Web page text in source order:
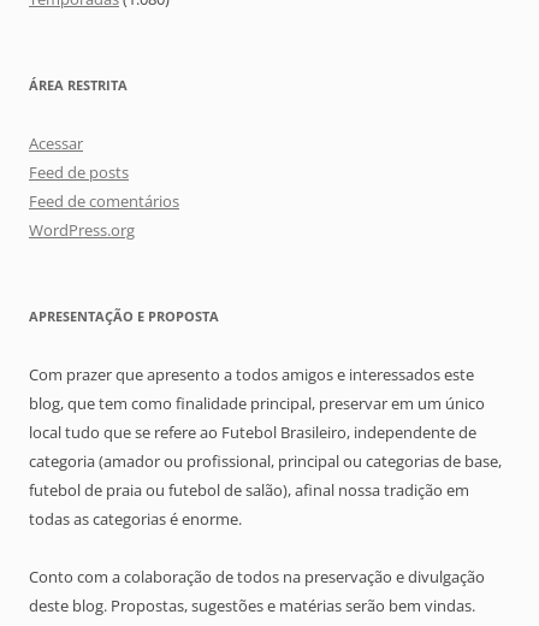
ÁREA RESTRITA
Acessar
Feed de posts
Feed de comentários
WordPress.org
APRESENTAÇÃO E PROPOSTA
Com prazer que apresento a todos amigos e interessados este
blog, que tem como finalidade principal, preservar em um único
local tudo que se refere ao Futebol Brasileiro, independente de
categoria (amador ou profissional, principal ou categorias de base,
futebol de praia ou futebol de salão), afinal nossa tradição em
todas as categorias é enorme.
Conto com a colaboração de todos na preservação e divulgação
deste blog. Propostas, sugestões e matérias serão bem vindas.